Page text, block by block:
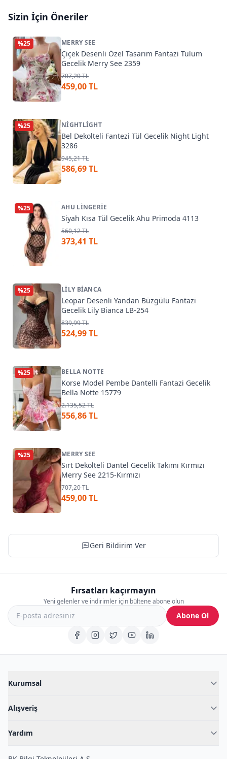
Sizin İçin Öneriler
%25 MERRY SEE
Çiçek Desenli Özel Tasarım Fantazi Tulum
Gecelik Merry See 2359
707,20 TL
459,00 TL
%25 NIGHTLIGHT
Bel Dekolteli Fantezi Tül Gecelik Night Light
3286
945,21 TL
586,69 TL
%25 AHU LINGERIE
Siyah Kısa Tül Gecelik Ahu Primoda 4113
560,12 TL
373,41 TL
%25 LILY BIANCA
Leopar Desenli Yandan Büzgülü Fantazi
Gecelik Lily Bianca LB-254
839,99 TL
524,99 TL
%25 BELLA NOTTE
Korse Model Pembe Dantelli Fantazi Gecelik
Bella Notte 15779
2.135,52 TL
556,86 TL
%25 MERRY SEE
Sırt Dekolteli Dantel Gecelik Takımı Kırmızı
Merry See 2215-Kırmızı
707,20 TL
459,00 TL
Geri Bildirim Ver
Fırsatları kaçırmayın
Yeni gelenler ve indirimler için bültene abone olun
Abone Ol
Kurumsal
Blog
İç Giyim Rehberi
Alışveriş
Fantazi İç Giyim
Yardım